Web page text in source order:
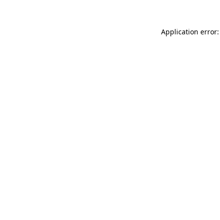
Application